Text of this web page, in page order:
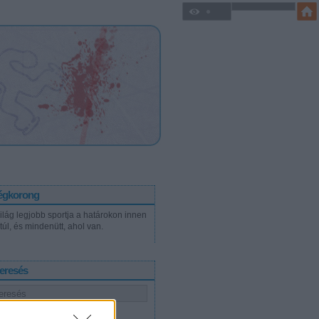
legjobb sportja a határokon innen
és mindenütt, ahol van.